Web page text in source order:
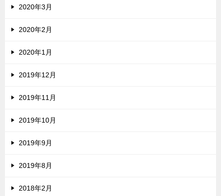
2020年3月
2020年2月
2020年1月
2019年12月
2019年11月
2019年10月
2019年9月
2019年8月
2018年2月